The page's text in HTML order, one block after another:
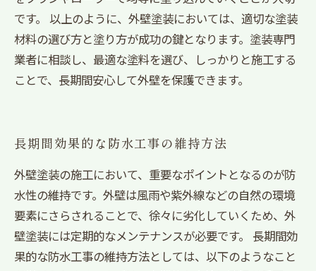
です。 以上のように、外壁塗装においては、適切な塗装
材料の選び方と塗り方が成功の鍵となります。塗装専門
業者に相談し、最適な塗料を選び、しっかりと施工する
ことで、長期間安心して外壁を保護できます。
長期間効果的な防水工事の維持方法
外壁塗装の施工において、重要なポイントとなるのが防
水性の維持です。外壁は風雨や紫外線などの自然の環境
要素にさらされることで、徐々に劣化していくため、外
壁塗装には定期的なメンテナンスが必要です。 長期間効
果的な防水工事の維持方法としては、以下のようなこと